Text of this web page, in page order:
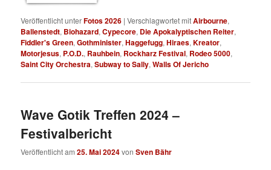
Veröffentlicht unterFotos 2026 |Verschlagwortet mitAirbourne,
Ballenstedt, Biohazard,Cypecore, Die Apokalyptischen Reiter,
Fiddler's Green,Gothminister,Haggefugg,Hiraes,Kreator,
Motorjesus, P.O.D., Rauhbein, Rockharz Festival, Rodeo 5000,
Saint City Orchestra,Subway to Sally,Walls Of Jericho
Wave Gotik Treffen 2024 –
Festivalbericht
Veröffentlicht am25. Mai 2024vonSven Bähr